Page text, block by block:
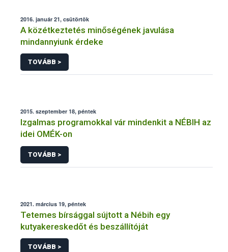
2016. január 21, csütörtök
A közétkeztetés minőségének javulása
mindannyiunk érdeke
TOVÁBB >
2015. szeptember 18, péntek
Izgalmas programokkal vár mindenkit a NÉBIH az
idei OMÉK-on
TOVÁBB >
2021. március 19, péntek
Tetemes bírsággal sújtott a Nébih egy
kutyakereskedőt és beszállítóját
TOVÁBB >